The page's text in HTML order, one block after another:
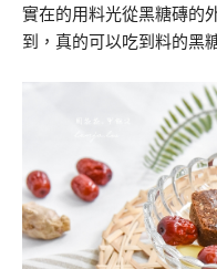
實在的用料光從黑糖磚的
到，真的可以吃到料的黑